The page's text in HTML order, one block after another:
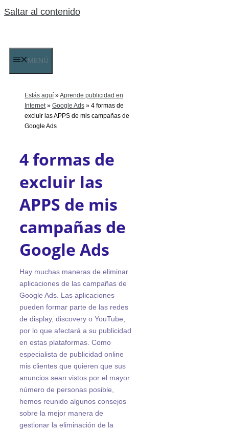
Saltar al contenido
MENÚ
Estás aquí »Aprende publicidad en
Internet» Google Ads » 4 formas de
excluir las APPS de mis campañas de
Google Ads
4 formas de
excluir las
APPS de mis
campañas de
Google Ads
Hay muchas maneras de eliminar
aplicaciones de las campañas de
Google Ads. Las aplicaciones
pueden formar parte de las redes
de display, discovery o YouTube,
por lo que afectará a su publicidad
en estas plataformas. Como
especialista de publicidad online
mis clientes que quieren que sus
anuncios sean vistos por el mayor
número de personas posible,
hemos reunido algunos consejos
sobre la mejor manera de
gestionar la eliminación de la